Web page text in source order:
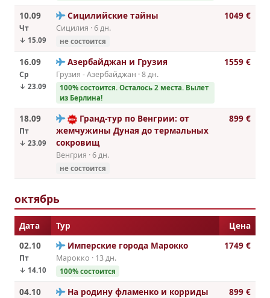
10.09
Чт
↓ 15.09
Сицилийские тайны
Сицилия · 6 дн.
не состоится
1049 €
16.09
Ср
↓ 23.09
Азербайджан и Грузия
Грузия - Азербайджан · 8 дн.
100% cостоится. Осталось 2 места. Вылет
из Берлина!
1559 €
18.09
Пт
↓ 23.09
Гранд-тур по Венгрии: от
жемчужины Дуная до термальных
сокровищ
Венгрия · 6 дн.
не состоится
899 €
октябрь
Дата Тур
Цена
02.10
Пт
↓ 14.10
Имперские города Марокко
Марокко · 13 дн.
100% состоится
1749 €
04.10 На родину фламенко и корриды 899 €